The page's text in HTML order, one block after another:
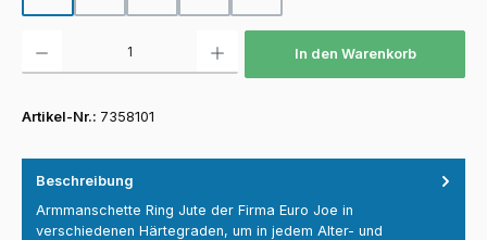
In den Warenkorb
Artikel-Nr.: 7358101
Beschreibung
Armmanschette Ring Jute der Firma Euro Joe in
verschiedenen Härtegraden, um in jedem Alter- und